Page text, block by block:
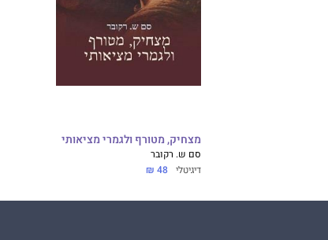
מצחיק, מטורף ולגמרי מציאותי
סם ש. רקובר
דיגיטלי 48 ₪